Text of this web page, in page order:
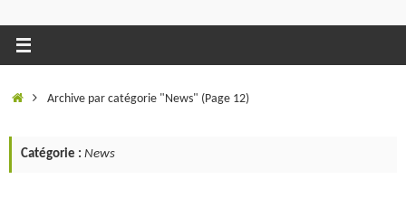
AccueilArchive par catégorie "News" (Page 12)
Catégorie : News